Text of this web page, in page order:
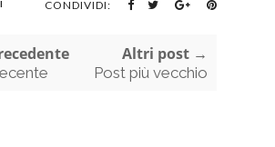
CONDIVIDI:
Altri post →
Post più vecchio